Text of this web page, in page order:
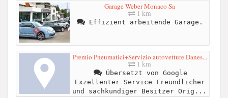
Garage Weber Monaco Sa
1 km
Effizient arbeitende Garage.
Premio Pneumatici+Servizio autovetture Danes...
1 km
Übersetzt von Google
Exzellenter Service Freundlicher
und sachkundiger Besitzer Orig...